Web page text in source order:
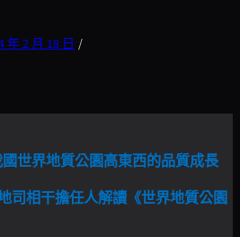
年 2 月 18 日 /
世界地質公園高東西的品質成長
司相干擔任人解讀《世界地質公園